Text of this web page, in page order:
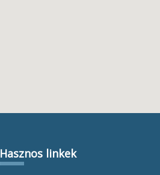
Hasznos linkek